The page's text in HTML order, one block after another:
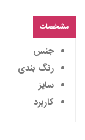
مشخصات
جنس
رنگ بندی
سایز
کاربرد